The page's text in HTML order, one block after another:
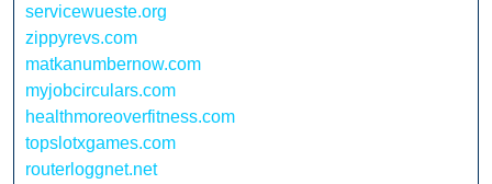
servicewueste.org
zippyrevs.com
matkanumbernow.com
myjobcirculars.com
healthmoreoverfitness.com
topslotxgames.com
routerloggnet.net